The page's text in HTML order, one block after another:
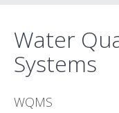
Water
Systems
WQMS